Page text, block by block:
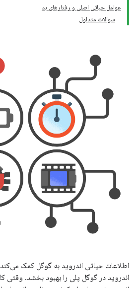
عوامل حیاتی اصلی و رفتارهای بد
سوالات متداول
اطلاعات حیاتی اندروید به گوگل کمک می‌کند
اندروید در گوگل پلی را بهبود بخشد. وقتی